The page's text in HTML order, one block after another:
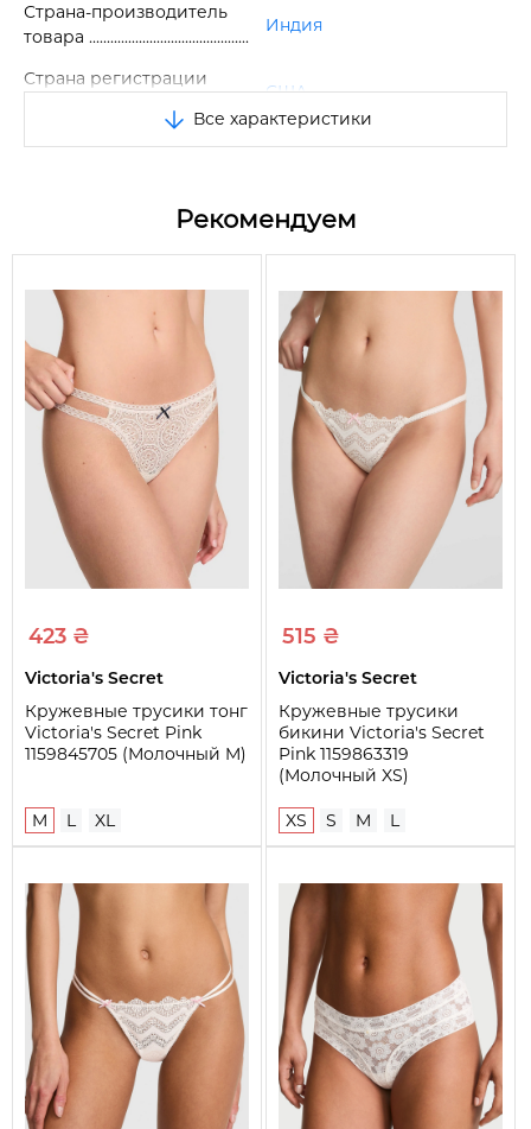
Страна-производитель
товара
Индия
Страна регистрации
США
Размер
M
65% полиамид, 21%
Трусики
Тип трусиков
Тонг
Посадка
Низкая
Бесшовные
Нет
Отделка и украшения
Бантик
Все характеристики
Рекомендуем
423 ₴
Victoria's Secret
Кружевные трусики тонг
Victoria's Secret Pink
1159845705 (Молочный M)
M L XL
515 ₴
Victoria's Secret
Кружевные трусики
бикини Victoria's Secret
Pink 1159863319
(Молочный XS)
XS S M L